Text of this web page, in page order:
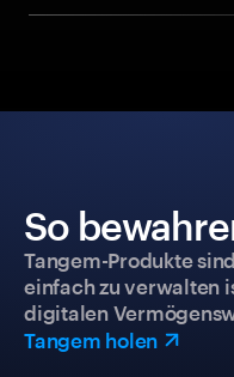
So
Tangem-Produkte
einfach zu verwalten
digitalen
Tangem holen